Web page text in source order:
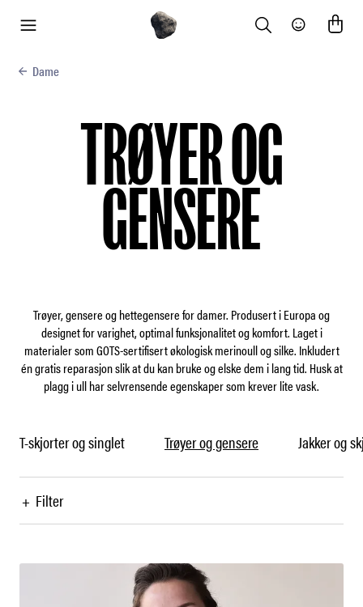
Search Community
Dame
TRØYER OG
GENSERE
Trøyer, gensere og hettegensere for damer. Produsert i Europa og
designet for varighet, optimal funksjonalitet og komfort. Laget i
materialer som GOTS-sertifisert økologisk merinoull og silke. Inkludert
én gratis reparasjon slik at du kan bruke og elske dem i lang tid. Husk at
plagg i ull har selvrensende egenskaper som krever lite vask.
T-skjorter og singlet Trøyer og gensere Jakker og
+ Filter